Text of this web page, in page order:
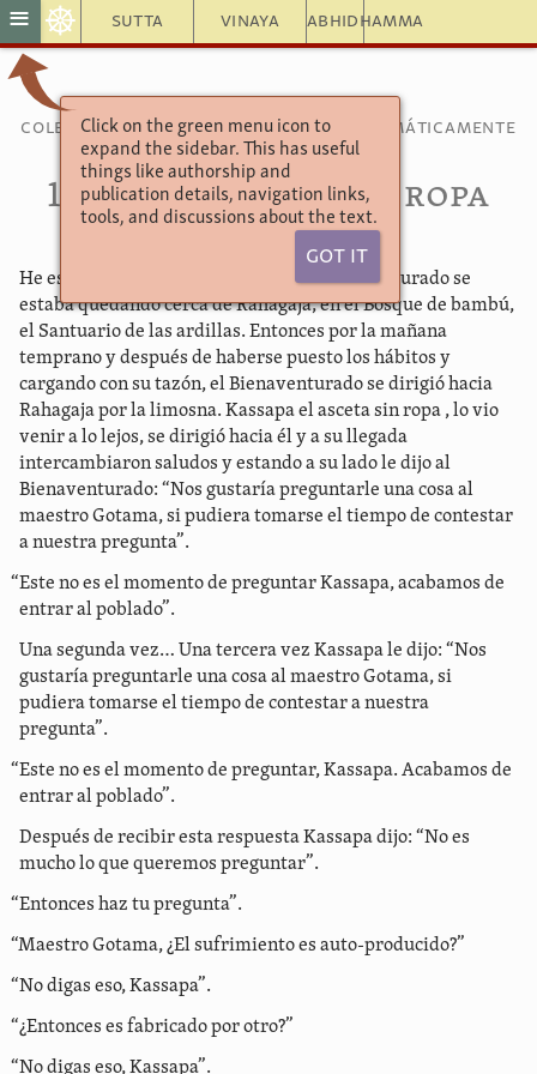
Sutta Vinaya Abhidhamma
≡ ☸
Click on the green menu icon to
expand the sidebar. This has useful
things like authorship and
publication details, navigation links,
tools, and discussions about the text.
Got It
Colección de discursos agrupados temáticamente
Acela Sutta
12.17. El asceta sin ropa
He escuchado que en una ocasión el Bienaventurado se
estaba quedando cerca de Rahagaja, en el Bosque de bambú,
el Santuario de las ardillas. Entonces por la mañana
temprano y después de haberse puesto los hábitos y
cargando con su tazón, el Bienaventurado se dirigió hacia
Rahagaja por la limosna. Kassapa el asceta sin ropa , lo vio
venir a lo lejos, se dirigió hacia él y a su llegada
intercambiaron saludos y estando a su lado le dijo al
Bienaventurado: “Nos gustaría preguntarle una cosa al
maestro Gotama, si pudiera tomarse el tiempo de contestar
a nuestra pregunta”.
“Este no es el momento de preguntar Kassapa, acabamos de
entrar al poblado”.
Una segunda vez… Una tercera vez Kassapa le dijo: “Nos
gustaría preguntarle una cosa al maestro Gotama, si
pudiera tomarse el tiempo de contestar a nuestra
pregunta”.
“Este no es el momento de preguntar, Kassapa. Acabamos de
entrar al poblado”.
Después de recibir esta respuesta Kassapa dijo: “No es
mucho lo que queremos preguntar”.
“Entonces haz tu pregunta”.
“Maestro Gotama, ¿El sufrimiento es auto-producido?”
“No digas eso, Kassapa”.
“¿Entonces es fabricado por otro?”
“No digas eso, Kassapa”.